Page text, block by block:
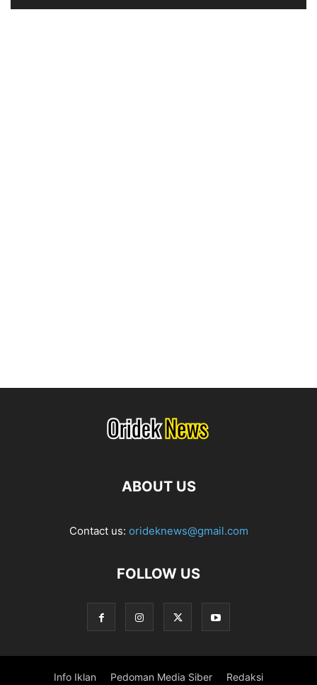
ABOUT US
Contact us: orideknews@gmail.com
FOLLOW US
Info Iklan Pedoman Media Siber Redaksi